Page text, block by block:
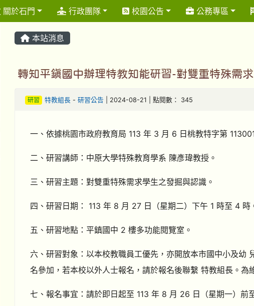
關於石門 行政團隊 校園公告 公務專區
本站消息
轉知平鎮國中辦理特教知能研習-對雙重特殊需
研習 特教組長- 研習公告 | 2024-08-21 | 點閱數： 345
一、依據桃園市政府教育局 113 年 3 月 6 日桃教特字第
二、研習講師：中原大學特殊教育學系 陳彥瑋教授。
三、研習主題：對雙重特殊需求學生之發掘與認識。
四、研習日期： 113 年 8 月 27 日（星期二）下午 1 時至 4 時
五、研習地點：平鎮國中 2 樓多功能閱覽室。
六、研習對象：以本校教職員工優先，亦開放本市國中小及幼
名參加，若本校以外人士報名，請於報名後聯繫 特教組長。為
七、報名事宜：請於即日起至 113 年 8 月 26 日（星期一）前